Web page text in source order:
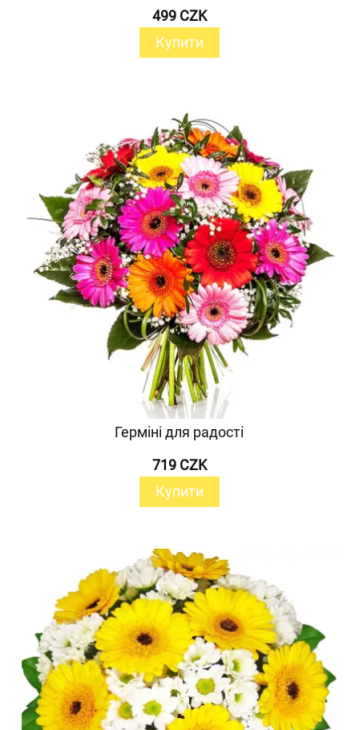
499 CZK
Купити
Герміні для радості
719 CZK
Купити